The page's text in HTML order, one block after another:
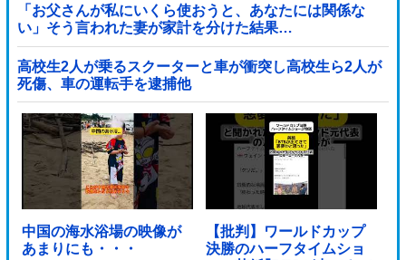
「お父さんが私にいくら使おうと、あなたには関係な
い」そう言われた妻が家計を分けた結果…
高校生2人が乗るスクーターと車が衝突し高校生ら2人が
死傷、車の運転手を逮捕他
中国の海水浴場の映像が
あまりにも・・・
【批判】ワールドカップ
決勝のハーフタイムショ